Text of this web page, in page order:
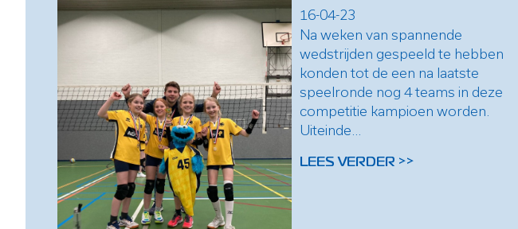
16-04-23
Na weken van spannende
wedstrijden gespeeld te hebben
konden tot de een na laatste
speelronde nog 4 teams in deze
competitie kampioen worden.
Uiteinde...
LEES VERDER >>